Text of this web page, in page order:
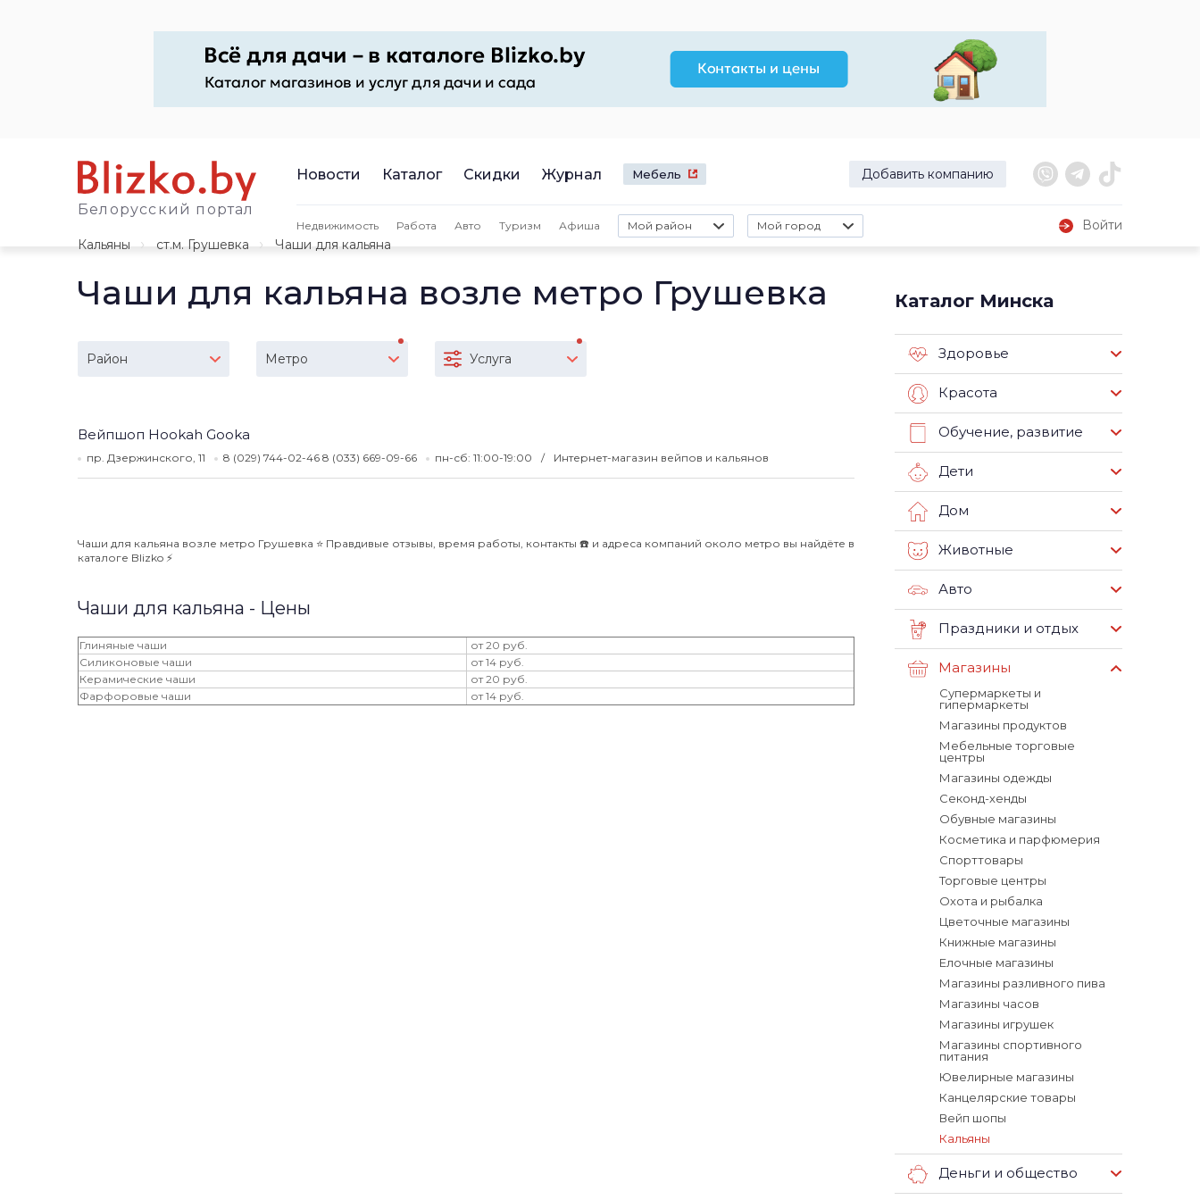
Белорусский портал
Новости Каталог Скидки Журнал Мебель Добавить компанию
Недвижимость Работа Авто Туризм Афиша Мой район Мой город
Войти
Кальяны
ст.м. Грушевка Чаши для кальяна
Чаши для кальяна возле метро Грушевка
Район Метро Услуга
Вейпшоп Hookah Gooka
пр. Дзержинского, 11 8 (029) 744-02-46 8 (033) 669-09-66 пн-сб: 11:00-19:00 Интернет-магазин вейпов и кальянов
Чаши для кальяна возле метро Грушевка ⭐️ Правдивые отзывы, время работы, контакты ☎️ и адреса компаний около метро вы найдёте в
каталоге Blizko ⚡️
Чаши для кальяна - Цены
Глиняные чаши
от 20 руб.
Силиконовые чаши
от 14 руб.
Керамические чаши
от 20 руб.
Фарфоровые чаши
от 14 руб.
Каталог Минска
Здоровье
Красота
Обучение, развитие
Дети
Дом
Животные
Авто
Праздники и отдых
Магазины
Супермаркеты и
гипермаркеты
Магазины продуктов
Мебельные торговые
центры
Магазины одежды
Секонд-хенды
Обувные магазины
Косметика и парфюмерия
Спорттовары
Торговые центры
Охота и рыбалка
Цветочные магазины
Книжные магазины
Елочные магазины
Магазины разливного пива
Магазины часов
Магазины игрушек
Магазины спортивного
питания
Ювелирные магазины
Канцелярские товары
Вейп шопы
Кальяны
Деньги и общество